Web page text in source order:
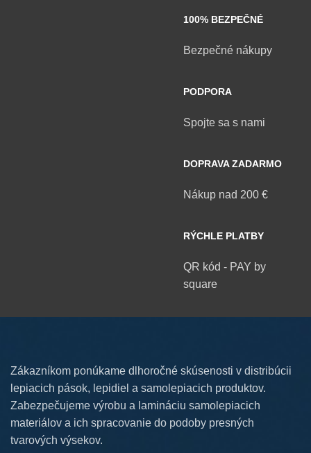
100% BEZPEČNÉ
Bezpečné nákupy
PODPORA
Spojte sa s nami
DOPRAVA ZADARMO
Nákup nad 200 €
RÝCHLE PLATBY
QR kód - PAY by
square
Zákazníkom ponúkame dlhoročné skúsenosti v distribúcii
lepiacich pások, lepidiel a samolepiacich produktov.
Zabezpečujeme výrobu a lamináciu samolepiacich
materiálov a ich spracovanie do podoby presných
tvarových výsekov.